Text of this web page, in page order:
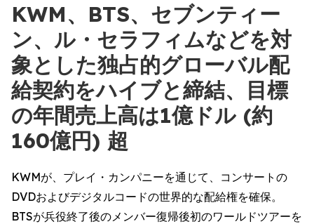
KWM、BTS、セブンティー
ン、ル・セラフィムなどを対
象とした独占的グローバル配
給契約をハイブと締結、目標
の年間売上高は1億ドル (約
160億円) 超
KWMが、プレイ・カンパニーを通じて、コンサートの
DVDおよびデジタルコードの世界的な配給権を確保。
BTSが兵役終了後のメンバー復帰後初のワールドツアーを